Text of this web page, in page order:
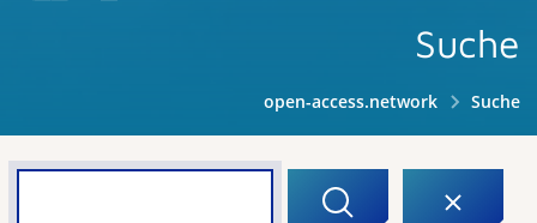
Suche
open-access.network Suche